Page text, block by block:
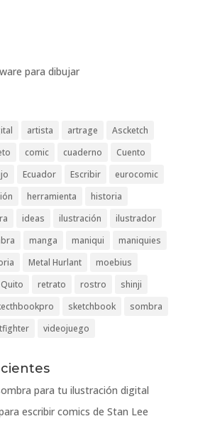
para dibujar
artista artrage
Ascketch
comic cuaderno
Cuento
Ecuador Escribir
eurocomic
herramienta
historia
ideas ilustración
ilustrador
manga maniqui
maniquies
Metal Hurlant
moebius
Quito retrato rostro
shinji
sketchbook
sombra
videojuego
para tu ilustración digital
escribir comics de Stan Lee